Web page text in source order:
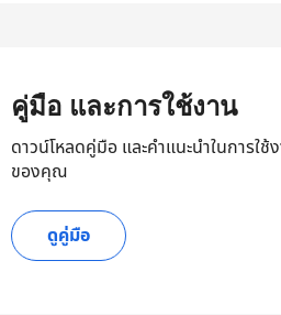
คู่มือ และการใช้งาน
ดาวน์โหลดคู่มือ และคำแนะนำในการใ
ของคุณ
ดูคู่มือ